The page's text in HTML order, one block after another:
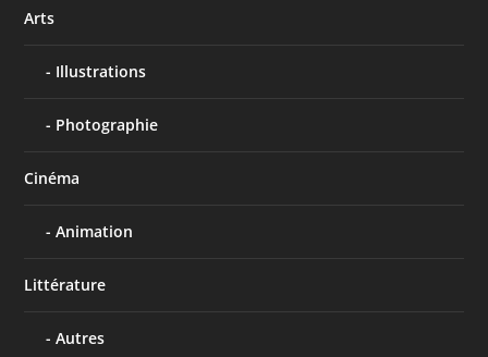
Arts
Illustrations
Photographie
Cinéma
Animation
Littérature
Autres